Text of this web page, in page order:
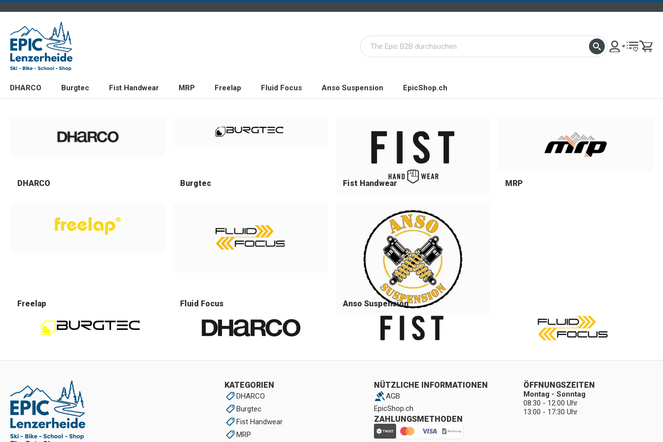
DHARCO Burgtec Fist Handwear MRP Freelap Fluid Focus Anso Suspension EpicShop.ch
DHARCO Burgtec Fist Handwear MRP
Freelap Fluid Focus Anso Suspension
KATEGORIEN
DHARCO
Burgtec
Fist Handwear
MRP
NÜTZLICHE INFORMATIONEN
AGB
EpicShop.ch
ZAHLUNGSMETHODEN
ÖFFNUNGSZEITEN
Montag - Sonntag
08:30 - 12:00 Uhr
13:00 - 17:30 Uhr